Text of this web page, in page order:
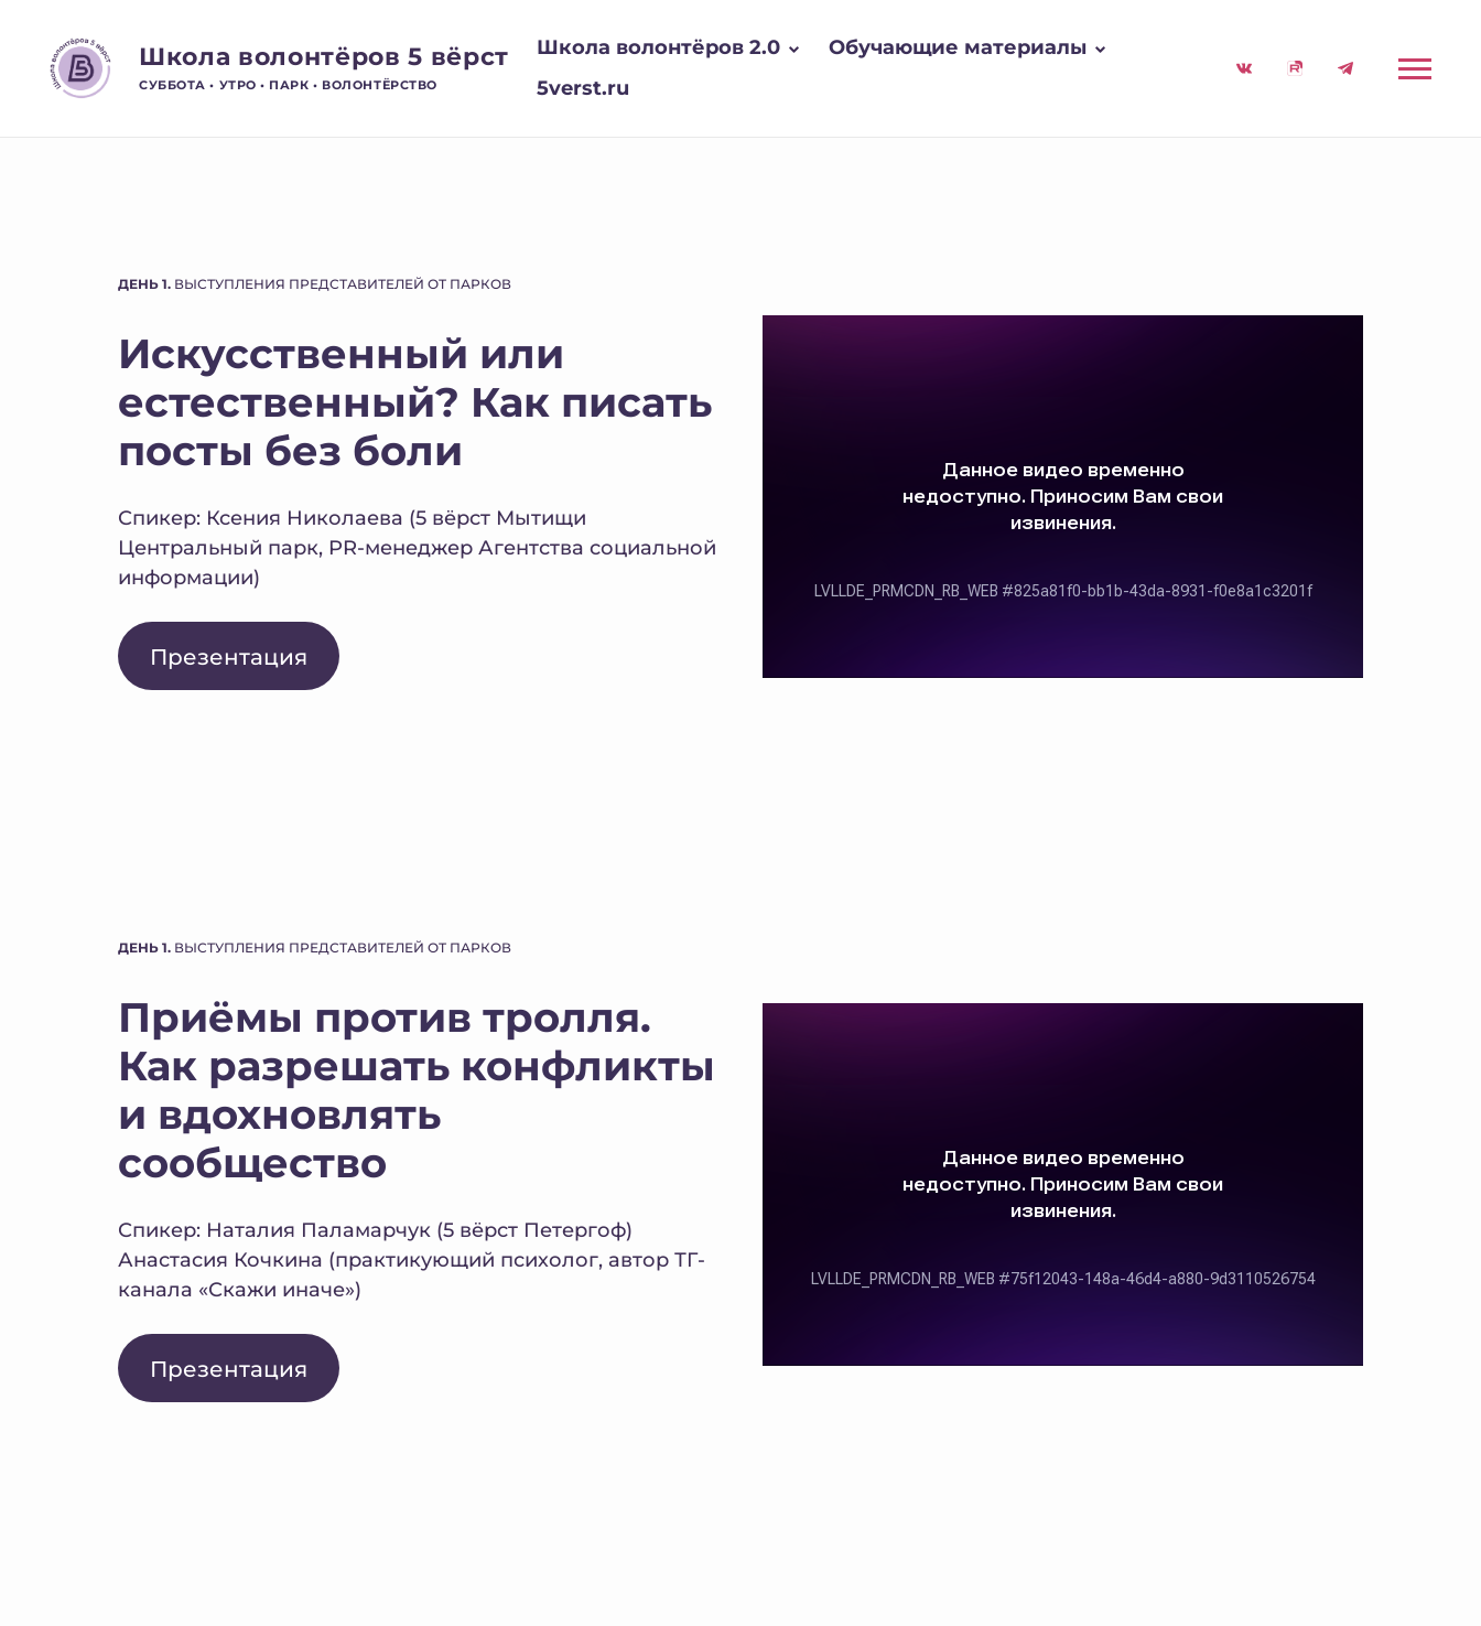
Школа волонтёров 5 вёрст
СУББОТА • УТРО • ПАРК • ВОЛОНТЁРСТВО
Школа волонтёров 2.0
Обучающие материалы
5verst.ru
ДЕНЬ 1. ВЫСТУПЛЕНИЯ ПРЕДСТАВИТЕЛЕЙ ОТ ПАРКОВ
Искусственный или
естественный? Как писать
посты без боли
Спикер: Ксения Николаева (5 вёрст Мытищи
Центральный парк, PR-менеджер Агентства социальной
информации)
Презентация
ДЕНЬ 1. ВЫСТУПЛЕНИЯ ПРЕДСТАВИТЕЛЕЙ ОТ ПАРКОВ
Приёмы против тролля.
Как разрешать конфликты
и вдохновлять
сообщество
Спикер: Наталия Паламарчук (5 вёрст Петергоф)
Анастасия Кочкина (практикующий психолог, автор ТГ-
канала «Скажи иначе»)
Презентация